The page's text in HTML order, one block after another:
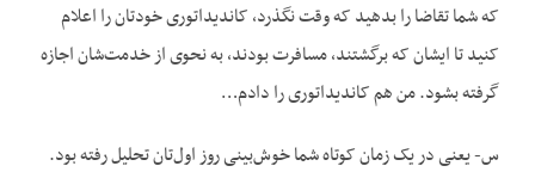
که شما تقاضا را بدهید که وقت نگذرد، کاندیداتوری خودتان را اعلام
کنید تا ایشان که برگشتند، مسافرت بودند، به نحوی از خدمت‌شان اجازه
گرفته بشود. من هم کاندیداتوری را دادم…
س- یعنی در یک زمان کوتاه شما خوش‌بینی روز اول‌تان تحلیل رفته بود.